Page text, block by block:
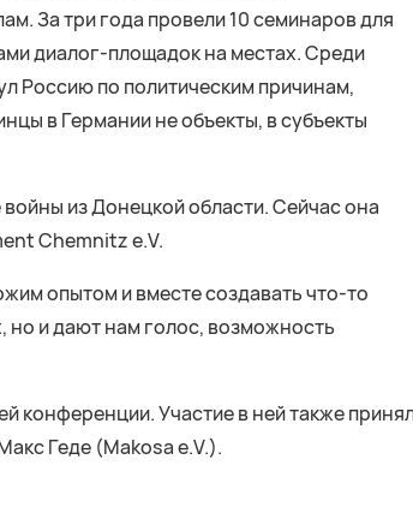
За три года провели 10 семинаров для
диалог-площадок на местах. Среди
Россию по политическим причинам,
в Германии не объекты, в субъекты
из Донецкой области. Сейчас она
Chemnitz e.V.
опытом и вместе создавать что-то
но и дают нам голос, возможность
конференции. Участие в ней также
Геде (Makosa e.V.).